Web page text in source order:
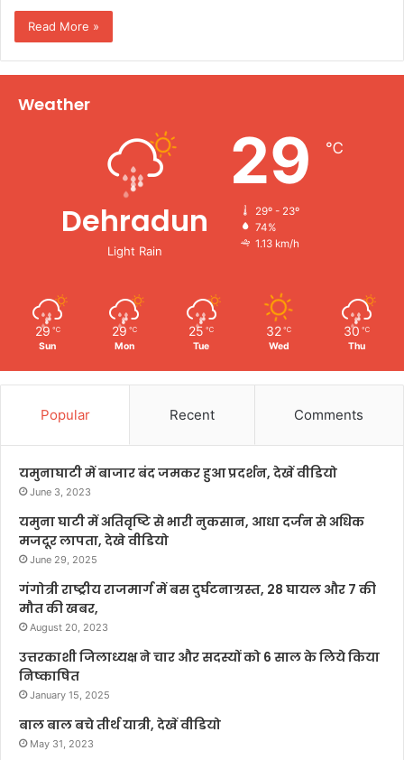
Read More »
Weather
Dehradun
Light Rain
29 ℃
29º - 23º
74%
1.13 km/h
29 ℃
Sun
29 ℃
Mon
25 ℃
Tue
32 ℃
Wed
30 ℃
Thu
Popular Recent Comments
यमुनाघाटी में बाजार बंद जमकर हुआ प्रदर्शन, देखें वीडियो
June 3, 2023
यमुना घाटी में अतिवृष्टि से भारी नुकसान, आधा दर्जन से अधिक
मजदूर लापता, देखे वीडियो
June 29, 2025
गंगोत्री राष्ट्रीय राजमार्ग में बस दुर्घटनाग्रस्त, 28 घायल और 7 की
मौत की खबर,
August 20, 2023
उत्तरकाशी जिलाध्यक्ष ने चार और सदस्यों को 6 साल के लिये किया
निष्काषित
January 15, 2025
बाल बाल बचे तीर्थ यात्री, देखें वीडियो
May 31, 2023